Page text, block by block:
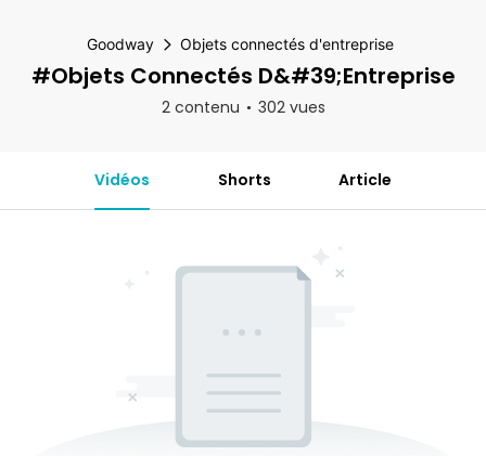
Goodway Objets connectés d'entreprise
#Objets Connectés D&#39;entreprise
2 contenu 302 vues
Vidéos Shorts Article